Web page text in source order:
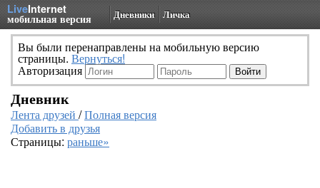
LiveInternet
мобильная версия Дневники Личка
Вы были перенаправлены на мобильную версию
страницы. Вернуться!
Авторизация
Дневник
Лента друзей /Полная версия
Добавить в друзья
Страницы: раньше»